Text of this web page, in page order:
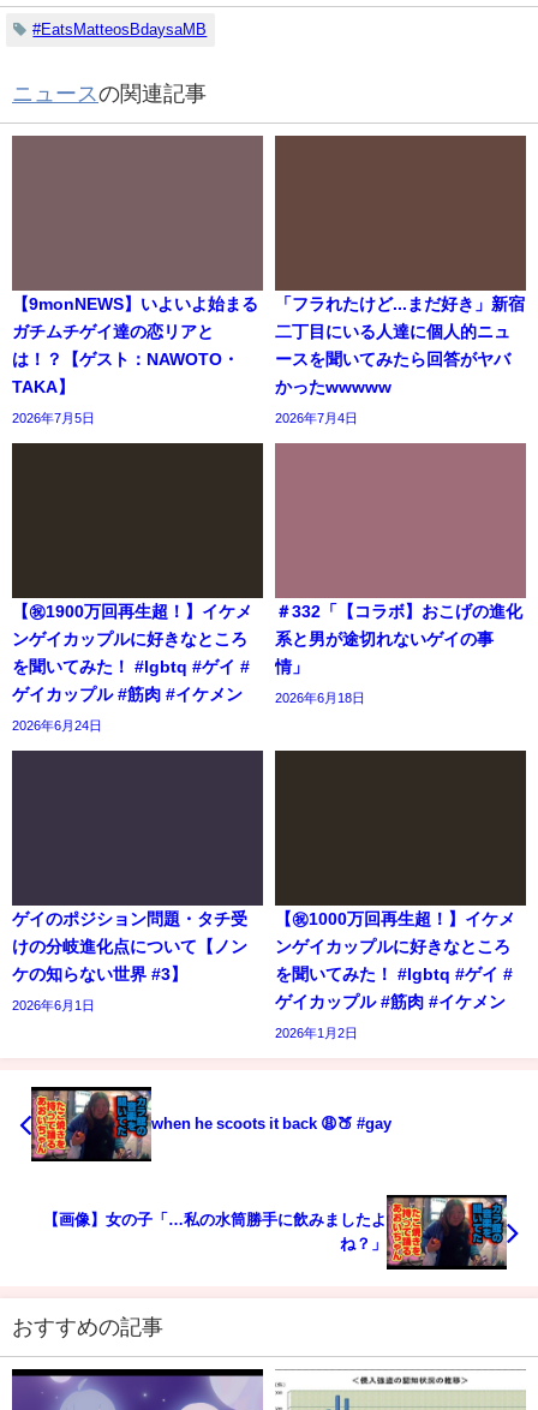
#EatsMatteosBdaysaMB
ニュースの関連記事
【9monNEWS】いよいよ始まる
ガチムチゲイ達の恋リアと
は！？【ゲスト：NAWOTO・
TAKA】
2026年7月5日
「フラれたけど...まだ好き」新宿
二丁目にいる人達に個人的ニュ
ースを聞いてみたら回答がヤバ
かったwwwww
2026年7月4日
【㊗️1900万回再生超！】イケメ
ンゲイカップルに好きなところ
を聞いてみた！ #lgbtq #ゲイ #
ゲイカップル #筋肉 #イケメン
2026年6月24日
＃332「【コラボ】おこげの進化
系と男が途切れないゲイの事
情」
2026年6月18日
ゲイのポジション問題・タチ受
けの分岐進化点について【ノン
ケの知らない世界 #3】
2026年6月1日
【㊗️1000万回再生超！】イケメ
ンゲイカップルに好きなところ
を聞いてみた！ #lgbtq #ゲイ #
ゲイカップル #筋肉 #イケメン
2026年1月2日
when he scoots it back 😩🍑 #gay
【画像】女の子「…私の水筒勝手に飲みましたよ
ね？」
おすすめの記事